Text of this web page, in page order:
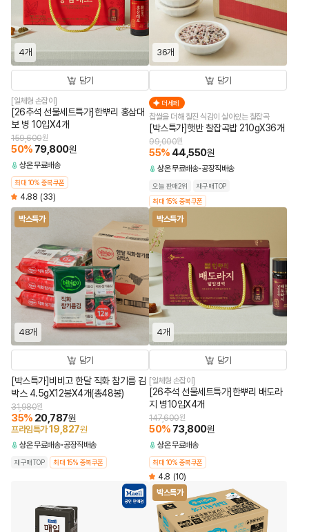
4개
담기
[일체형 손잡이]
[26추석 선물세트특가]한뿌리 홍삼대
보 병 10입X4개
159,600원
50% 79,800원
상온무료배송
최대 10% 중복쿠폰
4.88 (33)
36개
담기
더세페
찹쌀을 더해 찰진 식감이 살아있는 찰잡곡
[박스특가]햇반 찰잡곡밥 210gX36개
99,000원
55% 44,550원
상온무료배송 공장직배송
오늘 판매2위
재구매TOP
최대 15% 중복쿠폰
박스특가
48개
담기
[박스특가]비비고 한달 직화 참기름 김
박스 4.5gX12봉X4개(총48봉)
31,980원
35% 20,787원
프라임특가19,827원
상온무료배송 공장직배송
재구매TOP 최대 15% 중복쿠폰
박스특가
4개
담기
[일체형 손잡이]
[26추석 선물세트특가]한뿌리 배도라
지 병10입X4개
147,600원
50% 73,800원
상온무료배송
최대 10% 중복쿠폰
4.8 (10)
박스특가